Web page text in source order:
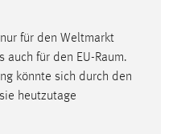
für den Weltmarkt
auch für den EU-Raum.
könnte sich durch den
heutzutage